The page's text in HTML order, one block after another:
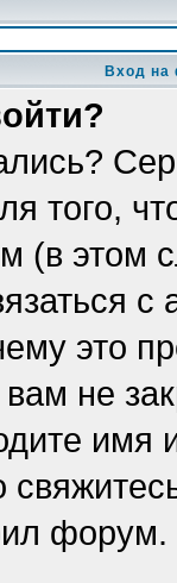
Вход на
того,
(в этом
это
не
форум.